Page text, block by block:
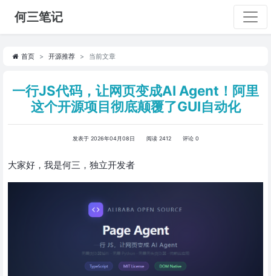
何三笔记
首页 开源推荐 当前文章
一行JS代码，让网页变成AI Agent！阿里
这个开源项目彻底颠覆了GUI自动化
发表于 2026年04月08日 阅读 2412 评论 0
大家好，我是何三，独立开发者